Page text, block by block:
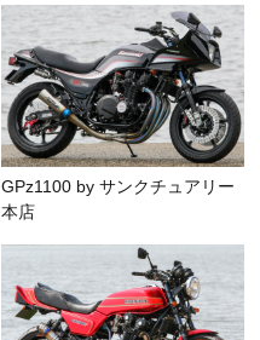
GPz1100 by サンクチュアリー
本店